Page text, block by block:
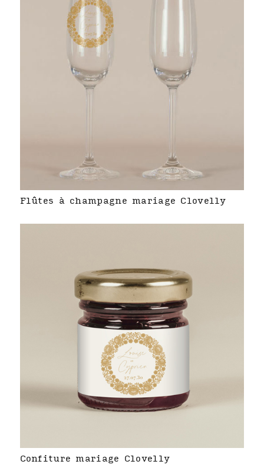
Flûtes à champagne mariage Clovelly
Confiture mariage Clovelly